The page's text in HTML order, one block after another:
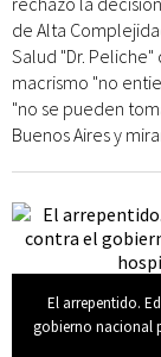
de Alta
Salud "Dr.
macrismo "no
"no se pueden
Buenos Aires y
El arrepentido.
gobierno nacional